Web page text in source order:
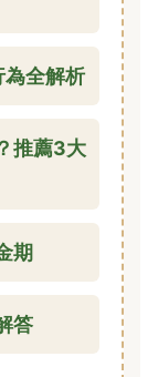
全解析
推薦3大
期
答